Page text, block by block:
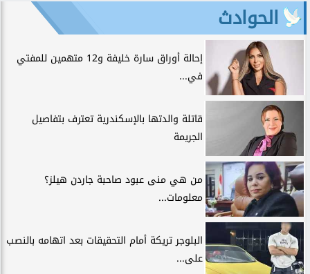
الحوادث
إحالة أوراق سارة خليفة و12 متهمين للمفتي
في...
قاتلة والدتها بالإسكندرية تعترف بتفاصيل
الجريمة
من هي منى عبود صاحبة جاردن هيلز؟
معلومات...
البلوجر تريكة أمام التحقيقات بعد اتهامه بالنصب
على...